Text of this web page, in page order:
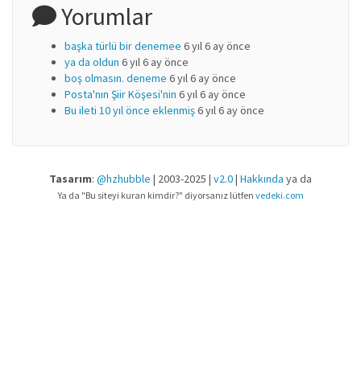
Yorumlar
başka türlü bir denemee 6 yıl 6 ay önce
ya da oldun 6 yıl 6 ay önce
boş olmasın. deneme 6 yıl 6 ay önce
Posta'nın Şiir Köşesi'nin 6 yıl 6 ay önce
Bu ileti 10 yıl önce eklenmiş6 yıl 6 ay önce
Tasarım: @hzhubble | 2003-2025 | v2.0| Hakkında ya da
Ya da "Bu siteyi kuran kimdir?" diyorsanız lütfen vedeki.com